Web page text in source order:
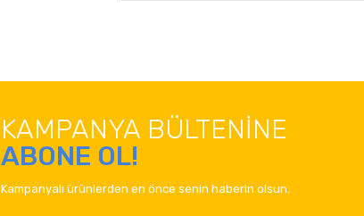
KAMPANYA BÜLTENİNE
ABONE OL!
Kampanyalı ürünlerden en önce senin haberin olsun.